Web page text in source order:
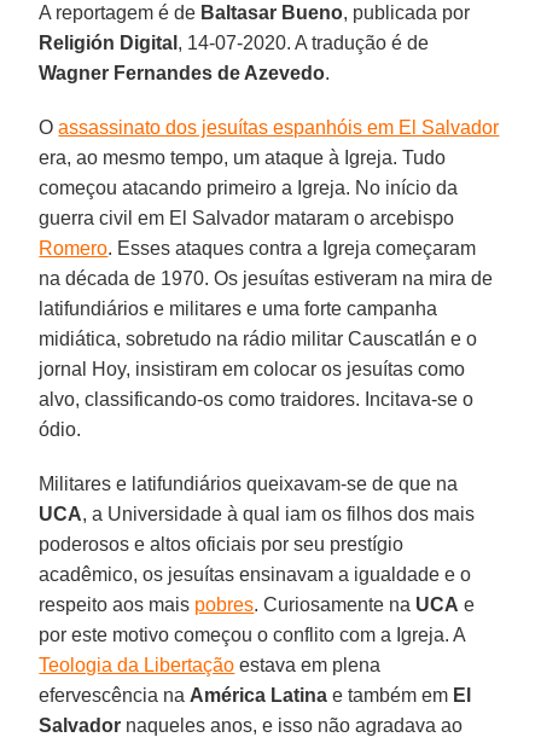
A reportagem é de Baltasar Bueno, publicada por
Religión Digital , 14-07-2020. A tradução é de
Wagner Fernandes de Azevedo.
Oassassinato dos jesuítas espanhóis em El Salvador
era, ao mesmo tempo, um ataque à Igreja. Tudo
começou atacando primeiro a Igreja. No início da
guerra civil em El Salvador mataram o arcebispo
Romero. Esses ataques contra a Igreja começaram
na década de 1970. Os jesuítas estiveram na mira de
latifundiários e militares e uma forte campanha
midiática, sobretudo na rádio militar Causcatlán e o
jornal Hoy, insistiram em colocar os jesuítas como
alvo, classificando-os como traidores. Incitava-se o
ódio.
Militares e latifundiários queixavam-se de que na
UCA, a Universidade à qual iam os filhos dos mais
poderosos e altos oficiais por seu prestígio
acadêmico, os jesuítas ensinavam a igualdade e o
respeito aos mais pobres. Curiosamente na UCA e
por este motivo começou o conflito com a Igreja. A
Teologia da Libertação estava em plena
efervescência na América Latina e também em El
Salvador naqueles anos, e isso não agradava ao